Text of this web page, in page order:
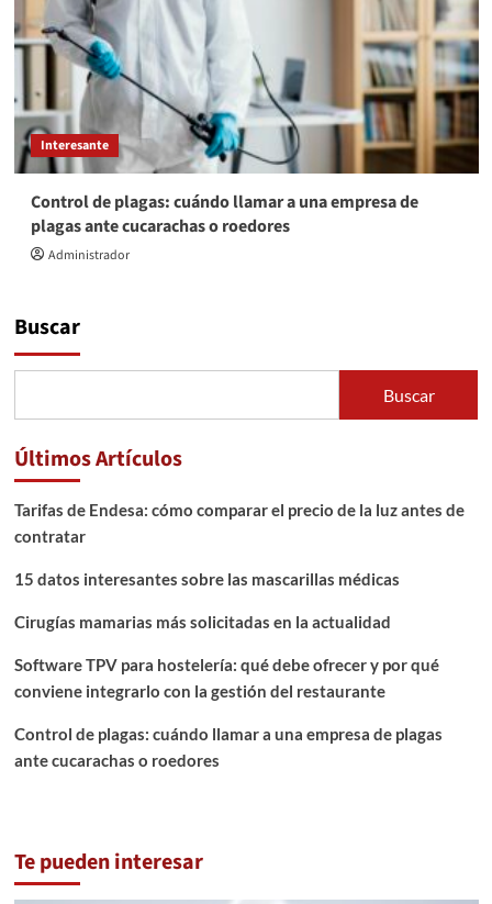
Interesante
Control de plagas: cuándo llamar a una empresa de
plagas ante cucarachas o roedores
Administrador
Buscar
Buscar
Últimos Artículos
Tarifas de Endesa: cómo comparar el precio de la luz antes de
contratar
15 datos interesantes sobre las mascarillas médicas
Cirugías mamarias más solicitadas en la actualidad
Software TPV para hostelería: qué debe ofrecer y por qué
conviene integrarlo con la gestión del restaurante
Control de plagas: cuándo llamar a una empresa de plagas
ante cucarachas o roedores
Te pueden interesar